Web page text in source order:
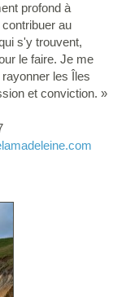
profond à
au
s'y trouvent,
le faire. Je me
les Îles
et conviction. »